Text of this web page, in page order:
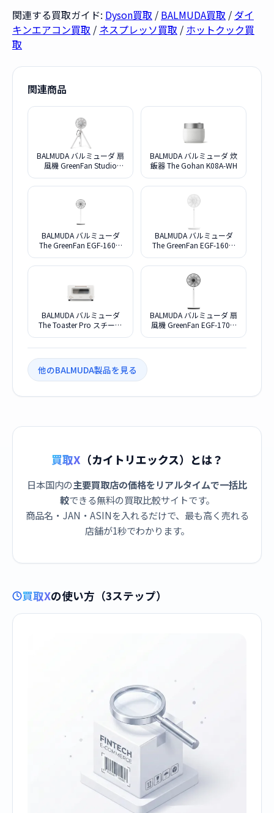
関連する買取ガイド: Dyson買取 / BALMUDA買取 / ダイ
キンエアコン買取 / ネスプレッソ買取 / ホットクック買
取
関連商品
BALMUDA バルミューダ 扇
風機 GreenFan Studio
BALMUDA バルミューダ 炊
飯器 The Gohan K08A-WH
BALMUDA バルミューダ
The GreenFan EGF-1600-
BALMUDA バルミューダ
The GreenFan EGF-1600-
BALMUDA バルミューダ
The Toaster Pro スチーム
BALMUDA バルミューダ 扇
風機 GreenFan EGF-1700-
他のBALMUDA製品を見る
買取X （カイトリエックス）とは？
日本国内の主要買取店の価格をリアルタイムで一括比
較できる無料の買取比較サイトです。
商品名・JAN・ASINを入れるだけで、最も高く売れる
店舗が1秒でわかります。
買取Xの使い方（3ステップ）